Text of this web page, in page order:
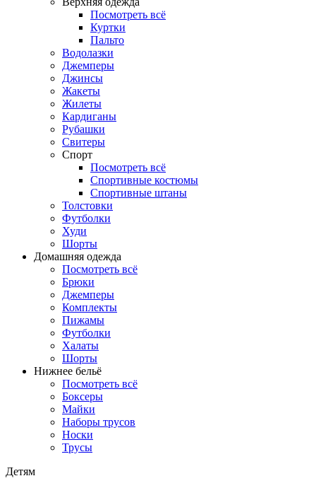
Посмотреть всё
Куртки
Пальто
Водолазки
Джемперы
Джинсы
Жакеты
Жилеты
Кардиганы
Рубашки
Свитеры
Спорт
Посмотреть всё
Спортивные костюмы
Спортивные штаны
Толстовки
Футболки
Худи
Шорты
Домашняя одежда
Посмотреть всё
Брюки
Джемперы
Комплекты
Пижамы
Футболки
Халаты
Шорты
Нижнее бельё
Посмотреть всё
Боксеры
Майки
Наборы трусов
Носки
Трусы
Детям